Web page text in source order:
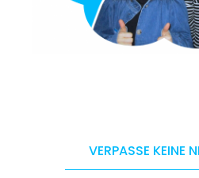
VERPASSE KEINE